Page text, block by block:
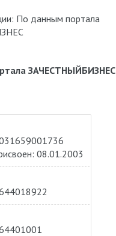
По данным портала
ЗАЧЕСТНЫЙБИЗНЕС
08.01.2003